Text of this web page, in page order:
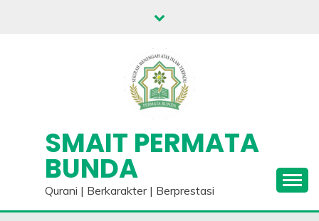
SMAIT PERMATA
BUNDA
Qurani | Berkarakter | Berprestasi